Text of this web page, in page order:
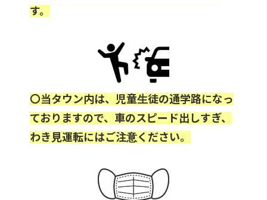
す。
〇当タウン内は、児童生徒の通学路になっ
ておりますので、車のスピード出しすぎ、
わき見運転にはご注意ください。